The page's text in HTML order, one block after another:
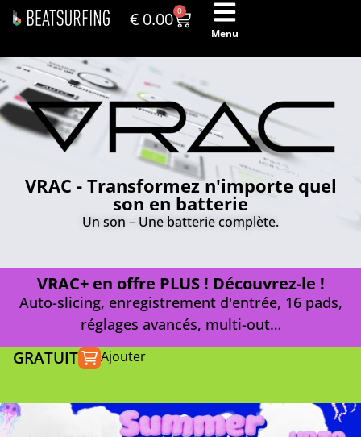
€ 0.00 0
Menu
VRAC - Transformez n'importe quel
son en batterie
Un son – Une batterie complète.
VRAC+ en offre PLUS ! Découvrez-le !
Auto-slicing, enregistrement d'entrée, 16 pads,
réglages avancés, multi-out…
GRATUIT Ajouter